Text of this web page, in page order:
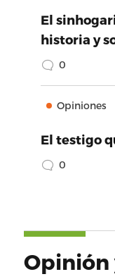
El
historia y
0
Opiniones
El testigo
0
Opinión